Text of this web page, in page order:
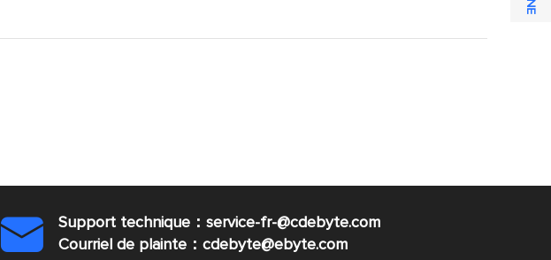

Support technique：service-fr-@cdebyte.com
Courriel de plainte：cdebyte@ebyte.com